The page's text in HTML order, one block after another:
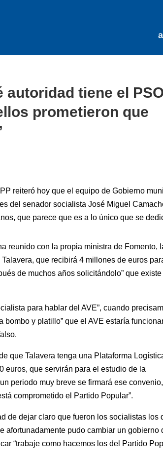
autoridad tiene el
prometieron que
reiteró hoy que el equipo de Gobierno
del senador socialista José Miguel
que parece que es a lo único que se
reunido con la propia ministra de Fomento,
que recibirá 4 millones de euros
de muchos años solicitándolo” que existe
para hablar del AVE”, cuando
y platillo” que el AVE estaría
que Talavera tenga una Plataforma
euros, que servirán para el estudio de la
periodo muy breve se firmará ese convenio,
comprometido el Partido Popular”.
de dejar claro que fueron los socialistas los
afortunadamente pudo cambiar un gobierno
“trabaje como hacemos los del Partido